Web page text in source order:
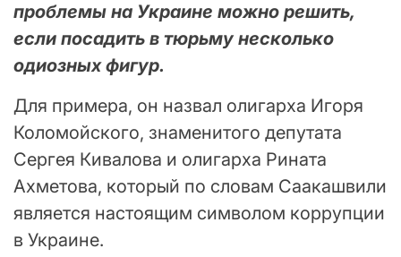
проблемы на Украине можно решить,
если посадить в тюрьму несколько
одиозных фигур.
Для примера, он назвал олигарха Игоря
Коломойского, знаменитого депутата
Сергея Кивалова и олигарха Рината
Ахметова, который по словам Саакашвили
является настоящим символом коррупции
в Украине.